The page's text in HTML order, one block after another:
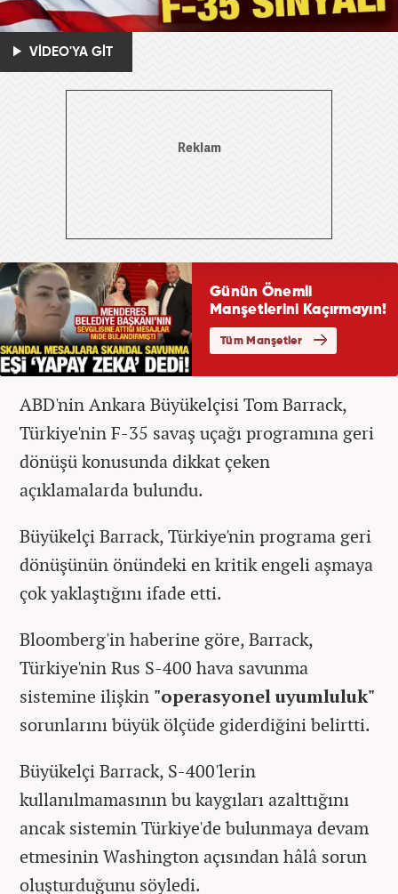
VİDEO'YA GİT
ABD'nin Ankara Büyükelçisi Tom Barrack,
Türkiye'nin F-35 savaş uçağı programına geri
dönüşü konusunda dikkat çeken
açıklamalarda bulundu.
Büyükelçi Barrack, Türkiye'nin programa geri
dönüşünün önündeki en kritik engeli aşmaya
çok yaklaştığını ifade etti.
Bloomberg'in haberine göre, Barrack,
Türkiye'nin Rus S-400 hava savunma
sistemine ilişkin "operasyonel uyumluluk"
sorunlarını büyük ölçüde giderdiğini belirtti.
Büyükelçi Barrack, S-400'lerin
kullanılmamasının bu kaygıları azalttığını
ancak sistemin Türkiye'de bulunmaya devam
etmesinin Washington açısından hâlâ sorun
oluşturduğunu söyledi.